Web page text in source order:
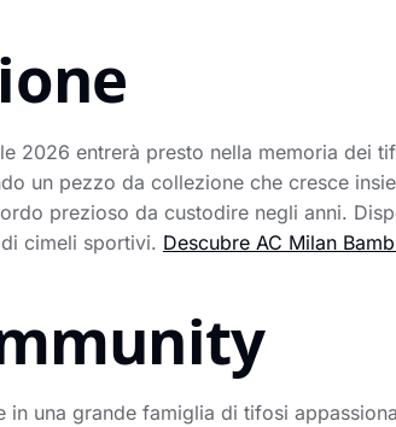
2026 entrerà presto nella memoria dei
un pezzo da collezione che cresce
prezioso da custodire negli anni.
cimeli sportivi. Descubre AC Milan
una grande famiglia di tifosi